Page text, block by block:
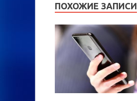
ПОХОЖИЕ ЗАПИСИ